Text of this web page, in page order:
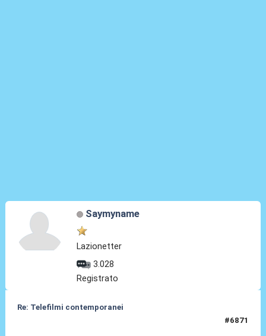
Saymyname
Lazionetter
3.028
Registrato
Re: Telefilmi contemporanei
#6871